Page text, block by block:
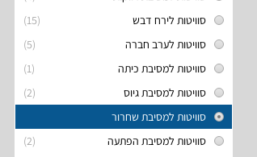
(15)
סוויטות לירח דבש
(5)
סוויטות לערב חברה
(1)
סוויטות למסיבת כיתה
(2)
סוויטות למסיבת גיוס
סוויטות למסיבת שחרור
(2)
סוויטות למסיבת הפתעה